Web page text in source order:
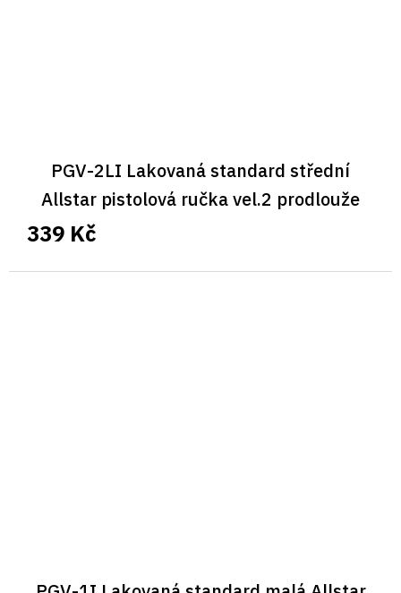
PGV-2LI Lakovaná standard střední
Allstar pistolová ručka vel.2 prodlouže
339 Kč